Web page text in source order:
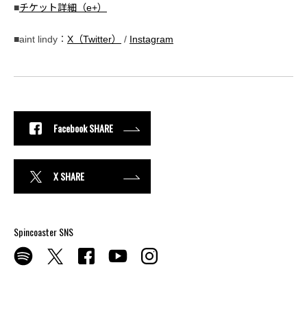
■チケット詳細（e+）
■aint lindy： X（Twitter） / Instagram
Facebook SHARE
X SHARE
Spincoaster SNS